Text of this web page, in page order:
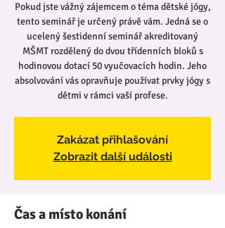
Pokud jste vážný zájemcem o téma dětské jógy,
tento seminář je určený právě vám. Jedná se o
ucelený šestidenní seminář akreditovaný
MŠMT rozdělený do dvou třídenních bloků s
hodinovou dotací 50 vyučovacích hodin. Jeho
absolvování vás opravňuje používat prvky jógy s
dětmi v rámci vaší profese.
Zakázat přihlašování
Zobrazit další události
Čas a místo konání